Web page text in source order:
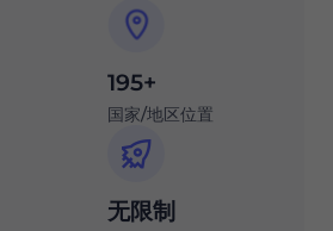
195+
国家/地区位置
无限制